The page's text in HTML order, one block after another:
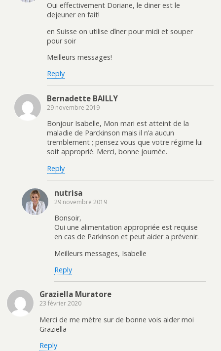
Oui effectivement Doriane, le diner est le
dejeuner en fait!
en Suisse on utilise dîner pour midi et souper
pour soir
Meilleurs messages!
Reply
Bernadette BAILLY
29 novembre 2019
Bonjour Isabelle, Mon mari est atteint de la
maladie de Parckinson mais il n’a aucun
tremblement ; pensez vous que votre régime lui
soit approprié. Merci, bonne journée.
Reply
nutrisa
29 novembre 2019
Bonsoir,
Oui une alimentation appropriée est requise
en cas de Parkinson et peut aider a prévenir.
Meilleurs messages, Isabelle
Reply
Graziella Muratore
23 février 2020
Merci de me mètre sur de bonne vois aider moi
Graziella
Reply